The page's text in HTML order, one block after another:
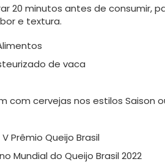
20 minutos antes de consumir,
e textura.
de vaca
com cervejas nos estilos Saison
Prêmio Queijo Brasil
Mundial do Queijo Brasil 2022